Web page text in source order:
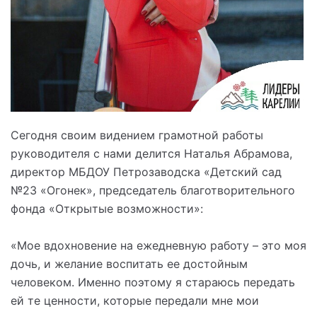
Сегодня своим видением грамотной работы
руководителя с нами делится Наталья Абрамова,
директор МБДОУ Петрозаводска «Детский сад
№23 «Огонек», председатель благотворительного
фонда «Открытые возможности»:
«Мое вдохновение на ежедневную работу – это моя
дочь, и желание воспитать ее достойным
человеком. Именно поэтому я стараюсь передать
ей те ценности, которые передали мне мои